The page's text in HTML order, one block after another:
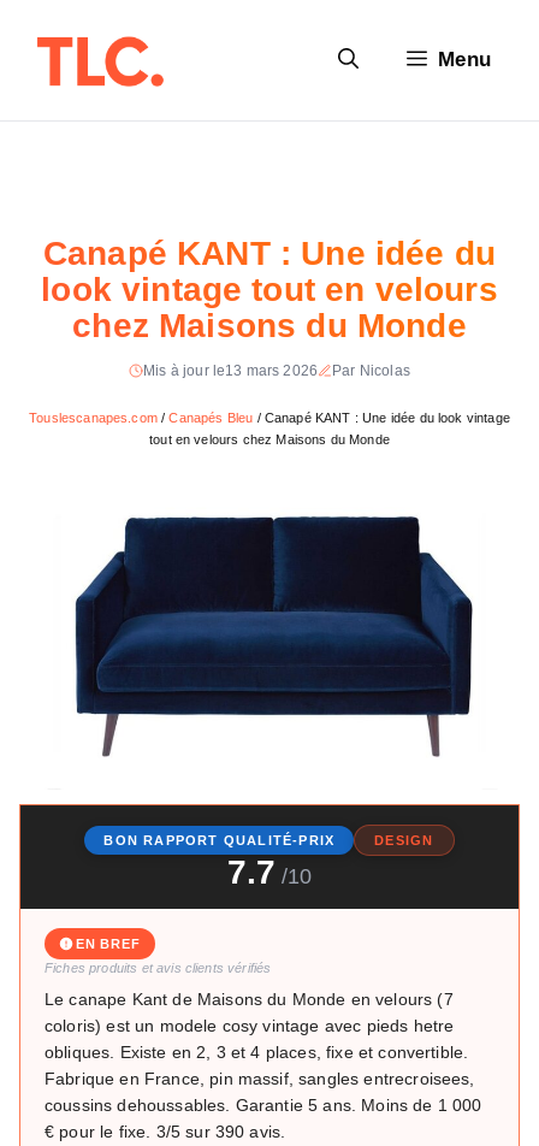
Menu
Canapé KANT : Une idée du
look vintage tout en velours
chez Maisons du Monde
Mis à jour le13 mars 2026 Par Nicolas
Touslescanapes.com/Canapés Bleu / Canapé KANT : Une idée du look vintage
tout en velours chez Maisons du Monde
BON RAPPORT QUALITÉ-PRIX DESIGN
7.7 /10
EN BREF
Fiches produits et avis clients vérifiés
Le canape Kant de Maisons du Monde en velours (7
coloris) est un modele cosy vintage avec pieds hetre
obliques. Existe en 2, 3 et 4 places, fixe et convertible.
Fabrique en France, pin massif, sangles entrecroisees,
coussins dehoussables. Garantie 5 ans. Moins de 1 000
€ pour le fixe. 3/5 sur 390 avis.